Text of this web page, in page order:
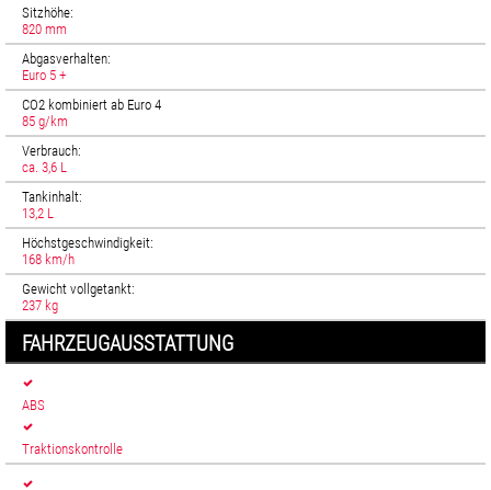
Sitzhöhe:
820 mm
Abgasverhalten:
Euro 5 +
CO2 kombiniert ab Euro 4
85 g/km
Verbrauch:
ca. 3,6 L
Tankinhalt:
13,2 L
Höchstgeschwindigkeit:
168 km/h
Gewicht vollgetankt:
237 kg
FAHRZEUGAUSSTATTUNG
ABS
Traktionskontrolle